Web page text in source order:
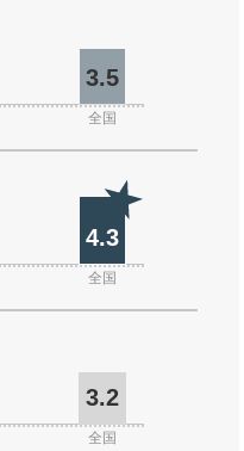
3.5
全国
4.3
全国
3.2
全国